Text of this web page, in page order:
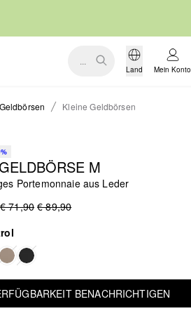
...
Land Mein Konto
Geldbörsen Kleine Geldbörsen
M
Portemonnaie aus Leder
€ 71,90 € 89,90
BENACHRICHTIGEN